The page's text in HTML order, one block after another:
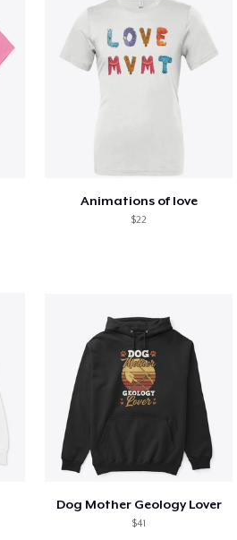
Animations of love
$22
Dog Mother Geology Lover
$41